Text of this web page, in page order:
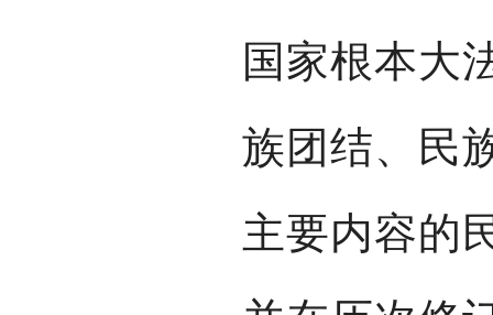
国家根本大
族团结、民
主要内容的